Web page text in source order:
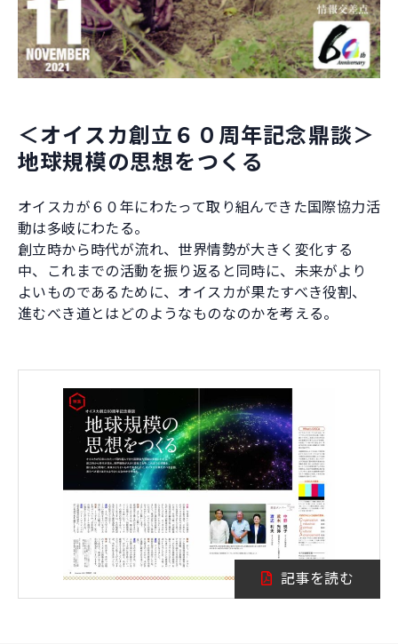
＜オイスカ創立６０周年記念鼎談＞
地球規模の思想をつくる
オイスカが６０年にわたって取り組んできた国際協力活
動は多岐にわたる。
創立時から時代が流れ、世界情勢が大きく変化する
中、これまでの活動を振り返ると同時に、未来がより
よいものであるために、オイスカが果たすべき役割、
進むべき道とはどのようなものなのかを考える。
記事を読む